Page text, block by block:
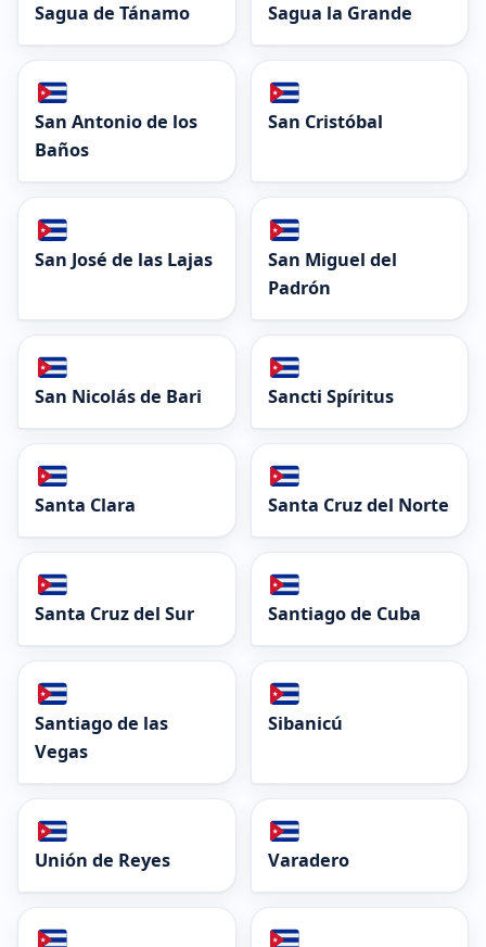
Sagua de Tánamo Sagua la Grande
San Antonio de los
Baños
San Cristóbal
San José de las Lajas
San Miguel del
Padrón
San Nicolás de Bari Sancti Spíritus
Santa Clara Santa Cruz del Norte
Santa Cruz del Sur Santiago de Cuba
Santiago de las
Vegas
Sibanicú
Unión de Reyes Varadero